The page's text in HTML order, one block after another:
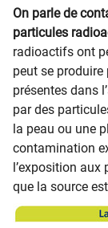
On parle de
particules
radioactifs ont
peut se
présentes dans
par des
la peau ou une
contamination
l’exposition
que la source